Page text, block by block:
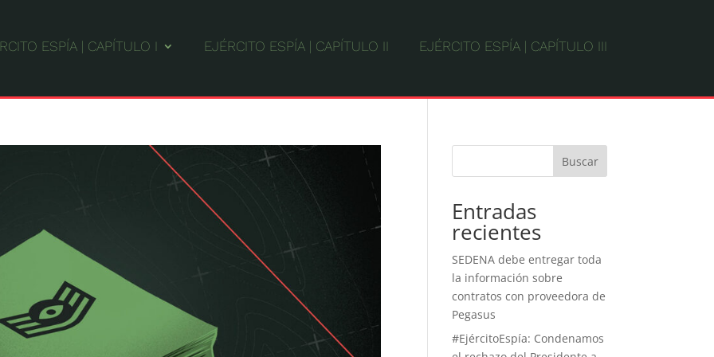
ESPÍA | CAPÍTULO I EJÉRCITO ESPÍA | CAPÍTULO II EJÉRCITO ESPÍA | CAPÍTULO III
Buscar
Entradas
recientes
SEDENA debe entregar toda
la información sobre
contratos con proveedora de
Pegasus
#EjércitoEspía: Condenamos